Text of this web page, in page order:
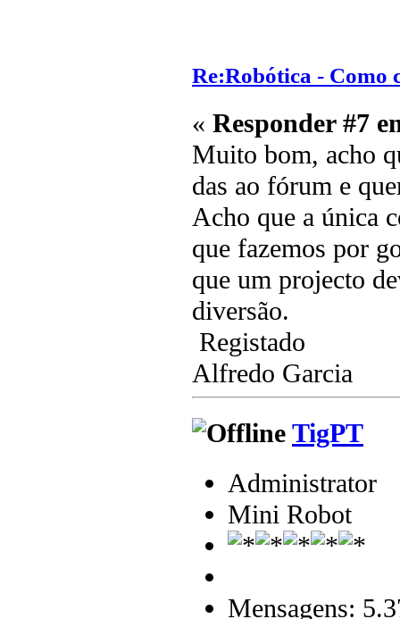
Re:Robótica - Como
« Responder #7
Muito bom, acho
das ao fórum e
Acho que a única
que fazemos por
que um projecto
diversão.
Registado
Alfredo Garcia
TigPT
Administrator
Mini Robot
Mensagens: